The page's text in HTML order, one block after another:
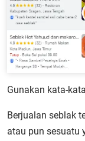
Gunakan kata-
Berjualan seblak
atau pun sesuatu